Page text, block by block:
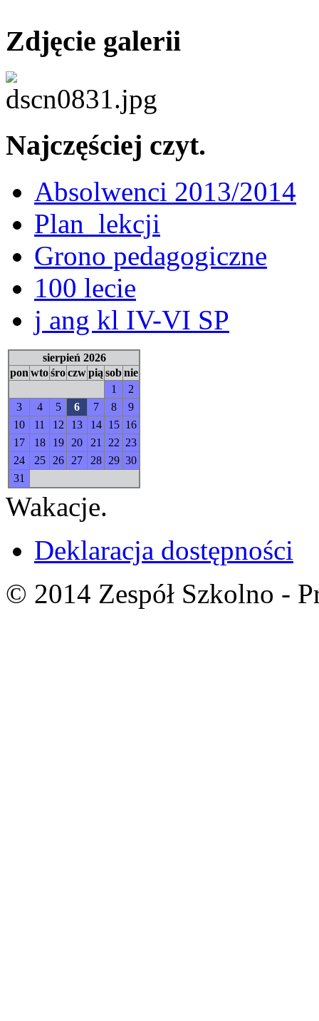
Zdjęcie galerii
Najczęściej czyt.
Absolwenci 2013/2014
Plan_lekcji
Grono pedagogiczne
100 lecie
j ang kl IV-VI SP
sierpień 2026
pon wtośroczwpią sobnie
1
2
3
4 5 6 7 8
9
10
11 12 13 14 15 16
17
18 19 20 21 22 23
24
25 26 27 28 29 30
31
Wakacje.
Deklaracja dostępności
© 2014 Zespół Szkolno -